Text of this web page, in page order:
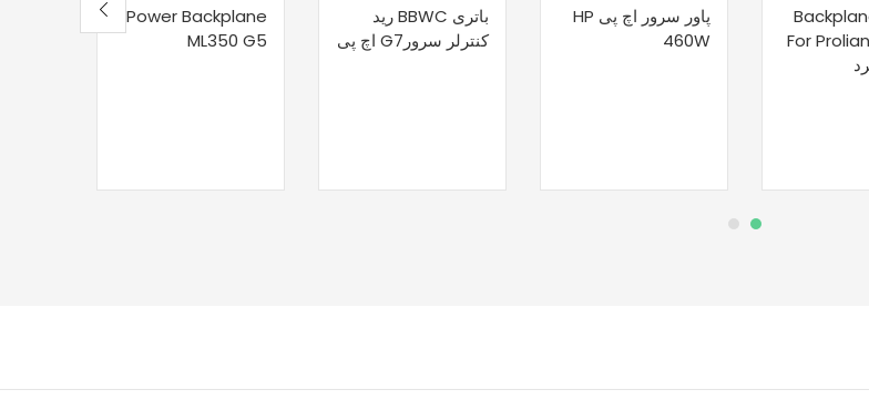
For
پاور سرور اچ پی HP
460W
باتری BBWC رید
کنترلر سرورG7 اچ پی
Power Backplane
ML350 G5